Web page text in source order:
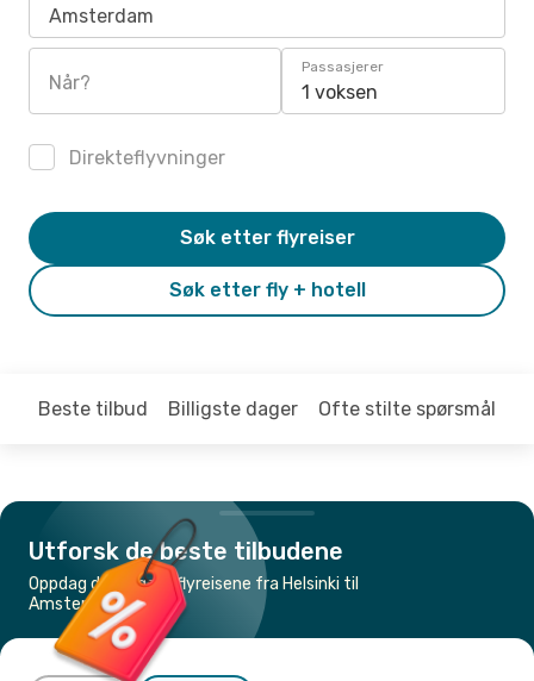
Amsterdam
Når?
Passasjerer
1 voksen
Direkteflyvninger
Søk etter fly + hotell
Søk etter flyreiser
Beste tilbud Billigste dager Ofte stilte spørsmål
Utforsk de beste tilbudene
Oppdag de billigste flyreisene fra Helsinki til
Amsterdam